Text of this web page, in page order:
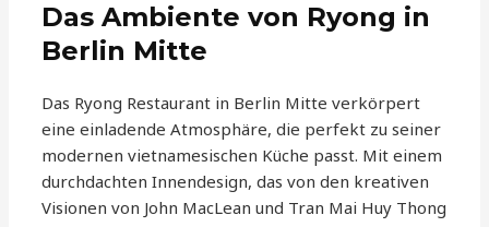
Das Ambiente von Ryong in
Berlin Mitte
Das Ryong Restaurant in Berlin Mitte verkörpert
eine einladende Atmosphäre, die perfekt zu seiner
modernen vietnamesischen Küche passt. Mit einem
durchdachten Innendesign, das von den kreativen
Visionen von John MacLean und Tran Mai Huy Thong